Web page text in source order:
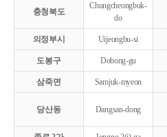
충청북도
Chungcheongbuk-
do
의정부시 Uijeongbu-si
도봉구 Dobong-gu
삼죽면 Samjuk-myeon
당산동 Dangsan-dong